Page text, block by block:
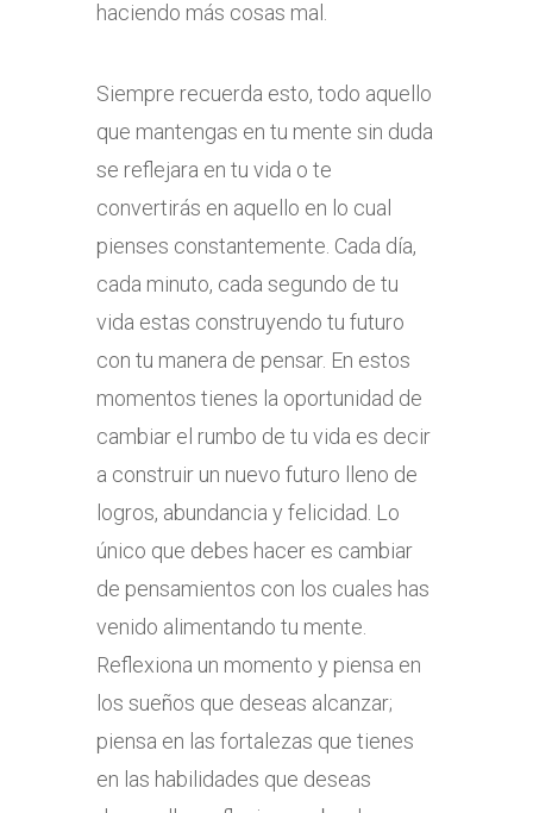
haciendo más cosas mal.
Siempre recuerda esto, todo aquello
que mantengas en tu mente sin duda
se reflejara en tu vida o te
convertirás en aquello en lo cual
pienses constantemente. Cada día,
cada minuto, cada segundo de tu
vida estas construyendo tu futuro
con tu manera de pensar. En estos
momentos tienes la oportunidad de
cambiar el rumbo de tu vida es decir
a construir un nuevo futuro lleno de
logros, abundancia y felicidad. Lo
único que debes hacer es cambiar
de pensamientos con los cuales has
venido alimentando tu mente.
Reflexiona un momento y piensa en
los sueños que deseas alcanzar;
piensa en las fortalezas que tienes
en las habilidades que deseas